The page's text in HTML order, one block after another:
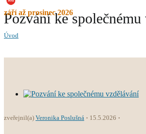
září až prosinec 2026
Pozvání ke
Úvod
zveřejnil(a) Veronika Poslušná 15.5.2026